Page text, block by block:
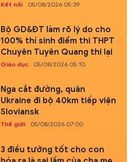
Kết nối 05/08/2026 05:39
Bộ GD&ĐT làm rõ lý do cho
100% thí sinh điểm thi THPT
Chuyên Tuyên Quang thi lại
Giáo dục 05/08/2026 05:10
Nga cắt đường, quân
Ukraine đi bộ 40km tiếp viện
Sloviansk
Thế giới 05/08/2026 07:00
3 điều tưởng tốt cho con